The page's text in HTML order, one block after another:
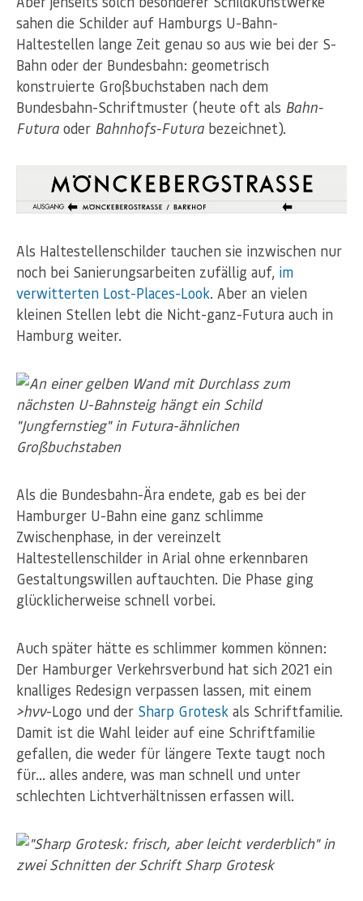
sahen die Schilder auf Hamburgs U-Bahn-
Haltestellen lange Zeit genau so aus wie bei der S-
Bahn oder der Bundesbahn: geometrisch
konstruierte Großbuchstaben nach dem
Bundesbahn-Schriftmuster (heute oft als Bahn-
Futura oder Bahnhofs-Futura bezeichnet).
Als Haltestellenschilder tauchen sie inzwischen nur
noch bei Sanierungsarbeiten zufällig auf, im
verwitterten Lost-Places-Look. Aber an vielen
kleinen Stellen lebt die Nicht-ganz-Futura auch in
Hamburg weiter.
Als die Bundesbahn-Ära endete, gab es bei der
Hamburger U-Bahn eine ganz schlimme
Zwischenphase, in der vereinzelt
Haltestellenschilder in Arial ohne erkennbaren
Gestaltungswillen auftauchten. Die Phase ging
glücklicherweise schnell vorbei.
Auch später hätte es schlimmer kommen können:
Der Hamburger Verkehrsverbund hat sich 2021 ein
knalliges Redesign verpassen lassen, mit einem
>hvv-Logo und der Sharp Grotesk als Schriftfamilie.
Damit ist die Wahl leider auf eine Schriftfamilie
gefallen, die weder für längere Texte taugt noch
für… alles andere, was man schnell und unter
schlechten Lichtverhältnissen erfassen will.